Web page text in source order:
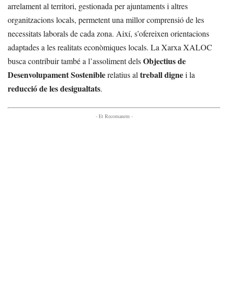
arrelament al territori, gestionada per ajuntaments i altres
organitzacions locals, permetent una millor comprensió de les
necessitats laborals de cada zona. Així, s’ofereixen orientacions
adaptades a les realitats econòmiques locals. La Xarxa XALOC
busca contribuir també a l’assoliment delsObjectius de
Desenvolupament Sosteniblerelatius al treball dignei la
reducció de les desigualtats.
- Et Recomanem -